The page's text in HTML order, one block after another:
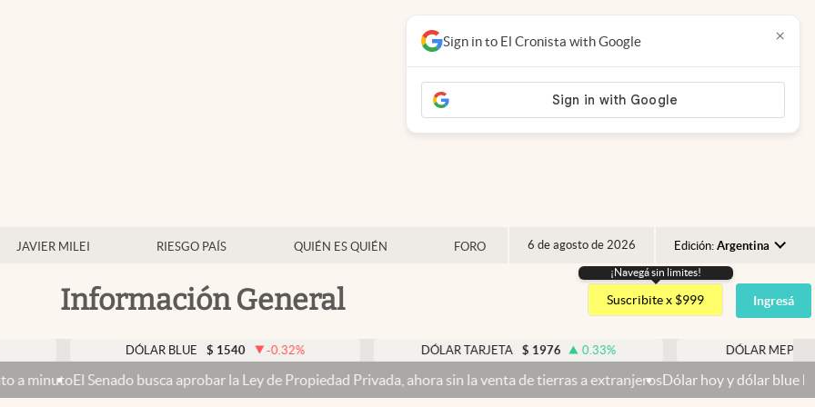
JAVIER MILEI RIESGO PAÍS QUIÉN ES QUIÉN FORO 6 de agosto de 2026 Edición: Argentina
Argentina
España
USA
Colombia
Información General
¡Navegá sin limites!
Suscribite x $999 Ingresá
DÓLAR BLUE $ 1540 -0.32% DÓLAR TARJETA $ 1976 0.33% DÓLAR MEP $ 1518,45
busca aprobar la Ley de Propiedad Privada, ahora sin la venta de tierras a extranjerosDólar hoy y dólar blue hoy: cuál es la
Sign in to El Cronista with Google ×